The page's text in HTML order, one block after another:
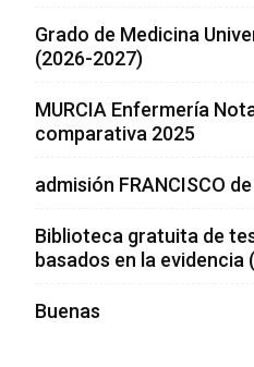
Grado de Medicina
(2026-2027)
MURCIA Enfermería
comparativa 2025
admisión FRANCISCO
Biblioteca gratuita de
basados en la evidencia
Buenas